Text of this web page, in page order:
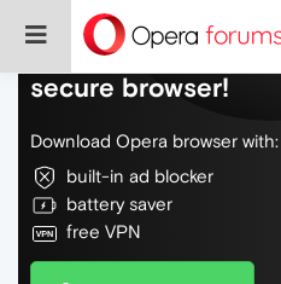
Do more on the
secure browser!
Download Opera browser with:
built-in ad blocker
battery saver
free VPN